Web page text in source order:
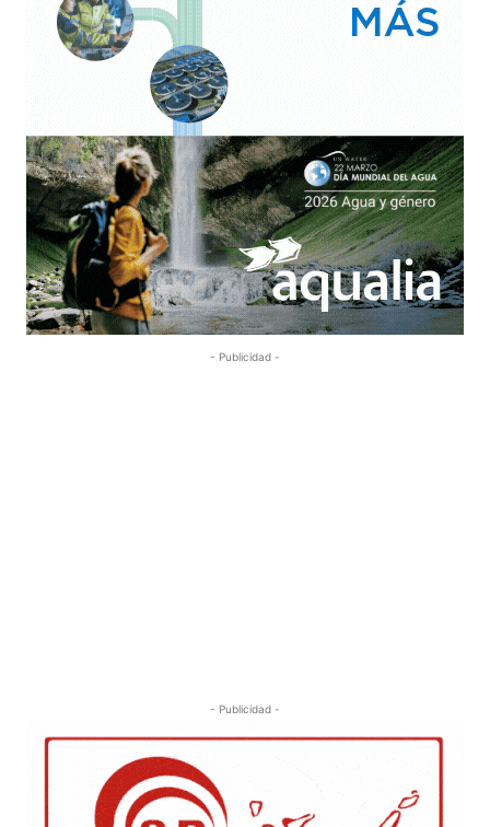
- Publicidad -
- Publicidad -